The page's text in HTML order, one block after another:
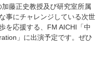
卒業生
藤正史教授及び研究室所属
事にチャレンジしている次世
を応援する、FM AICHI「中
」に出演予定です。ぜひ